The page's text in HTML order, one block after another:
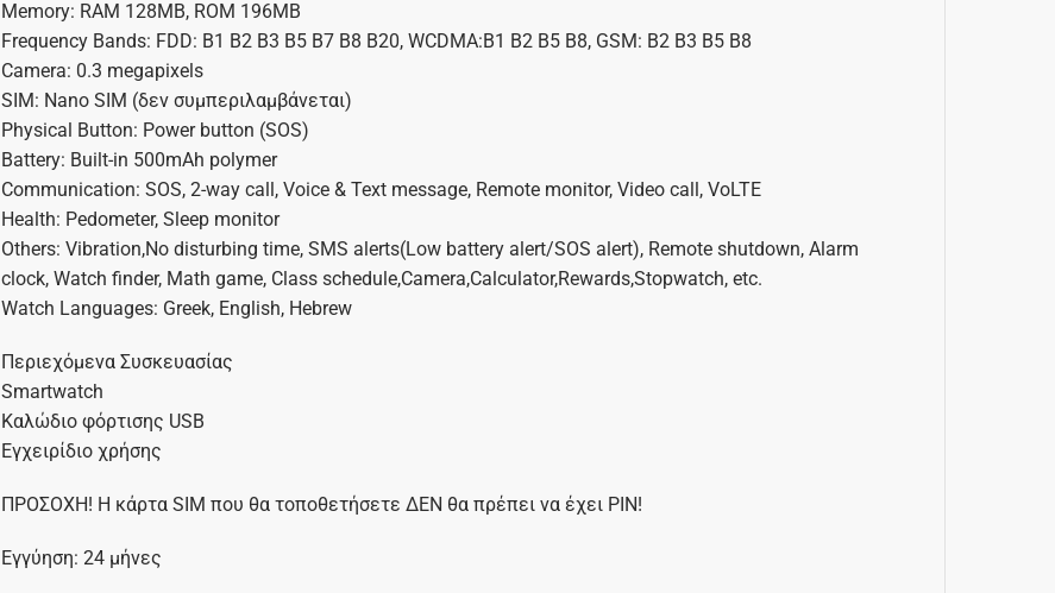
Memory: RAM 128MB, ROM 196MB
Frequency Bands: FDD: B1 B2 B3 B5 B7 B8 B20, WCDMA:B1 B2 B5 B8, GSM: B2 B3 B5 B8
Camera: 0.3 megapixels
SIM: Nano SIM (δεν συμπεριλαμβάνεται)
Physical Button: Power button (SOS)
Battery: Built-in 500mAh polymer
Communication: SOS, 2-way call, Voice & Text message, Remote monitor, Video call, VoLTE
Health: Pedometer, Sleep monitor
Others: Vibration,No disturbing time, SMS alerts(Low battery alert/SOS alert), Remote shutdown, Alarm
clock, Watch finder, Math game, Class schedule,Camera,Calculator,Rewards,Stopwatch, etc.
Watch Languages: Greek, English, Hebrew
Περιεχόμενα Συσκευασίας
Smartwatch
Καλώδιο φόρτισης USB
Εγχειρίδιο χρήσης
ΠΡΟΣΟΧΗ! Η κάρτα SIM που θα τοποθετήσετε ΔΕΝ θα πρέπει να έχει PIN!
Εγγύηση: 24 μήνες